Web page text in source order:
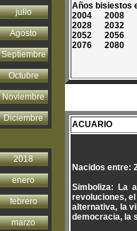
julio
Agosto
Septiembre
Octubre
Noviembre
Diciembre
2018
enero
febrero
marzo
Años bisiestos
2004 2008
2028 2032
2052 2056
2076 2080
ACUARIO
Nacidos entre:
Simboliza: La
revoluciones,
alternativa, la
democracia, la